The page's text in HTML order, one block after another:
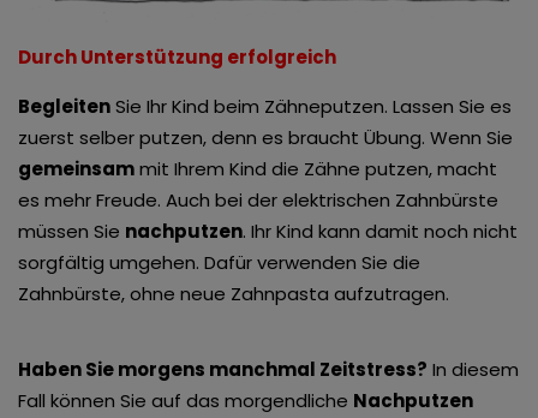
Durch Unterstützung erfolgreich
BegleitenSie Ihr Kind beim Zähneputzen. Lassen Sie es
zuerst selber putzen, denn es braucht Übung. Wenn Sie
gemeinsammit Ihrem Kind die Zähne putzen, macht
es mehr Freude. Auch bei der elektrischen Zahnbürste
müssen Sie nachputzen. Ihr Kind kann damit noch nicht
sorgfältig umgehen. Dafür verwenden Sie die
Zahnbürste, ohne neue Zahnpasta aufzutragen.
Haben Sie morgens manchmal Zeitstress? In diesem
Fall können Sie auf das morgendliche Nachputzen